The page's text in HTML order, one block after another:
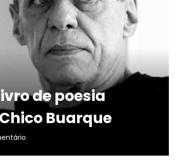
de poesia
Buarque